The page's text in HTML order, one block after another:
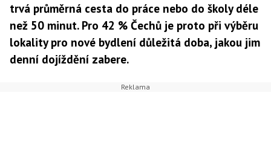
trvá průměrná cesta do práce nebo do školy déle
než 50 minut. Pro 42 % Čechů je proto při výběru
lokality pro nové bydlení důležitá doba, jakou jim
denní dojíždění zabere.